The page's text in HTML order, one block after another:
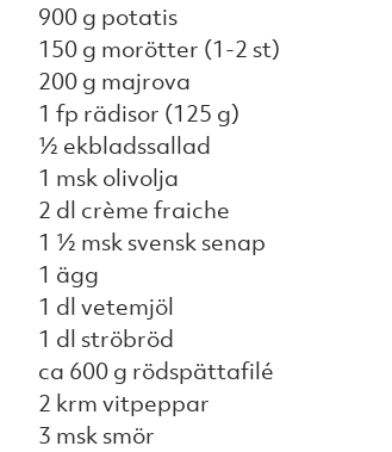
900 g potatis
150 g morötter (1-2 st)
200 g majrova
1 fp rädisor (125 g)
½ ekbladssallad
1 msk olivolja
2 dl crème fraiche
1 ½ msk svensk senap
1 ägg
1 dl vetemjöl
1 dl ströbröd
ca 600 g rödspättafilé
2 krm vitpeppar
3 msk smör